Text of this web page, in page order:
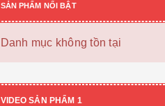
SẢN PHẨM NỔI BẬT
Danh mục không tồn tại
VIDEO SẢN PHẨM 1